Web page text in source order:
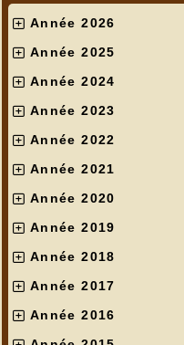
Année 2026
Année 2025
Année 2024
Année 2023
Année 2022
Année 2021
Année 2020
Année 2019
Année 2018
Année 2017
Année 2016